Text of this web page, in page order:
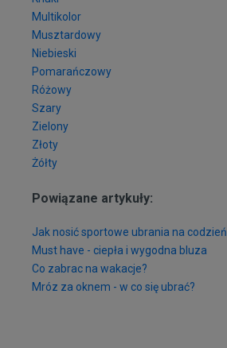
Multikolor
Musztardowy
Niebieski
Pomarańczowy
Różowy
Szary
Zielony
Złoty
Żółty
Powiązane artykuły:
Jak nosić sportowe ubrania na codzień
Must have - ciepła i wygodna bluza
Co zabrac na wakacje?
Mróz za oknem - w co się ubrać?